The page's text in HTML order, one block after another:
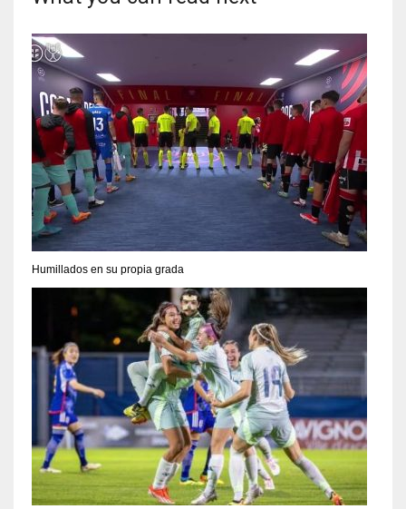
Humillados en su propia grada